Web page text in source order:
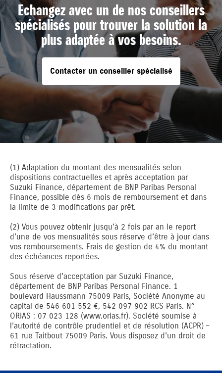
Echangez avec un de nos conseillers
spécialisés pour trouver la solution la
plus adaptée à vos besoins.
Contacter un conseiller spécialisé
(1) Adaptation du montant des mensualités selon
dispositions contractuelles et après acceptation par
Suzuki Finance, département de BNP Paribas Personal
Finance, possible dès 6 mois de remboursement et dans
la limite de 3 modifications par prêt.
(2) Vous pouvez obtenir jusqu’à 2 fois par an le report
d’une de vos mensualités sous réserve d’être à jour dans
vos remboursements. Frais de gestion de 4% du montant
des échéances reportées.
Sous réserve d’acceptation par Suzuki Finance,
département de BNP Paribas Personal Finance. 1
boulevard Haussmann 75009 Paris, Société Anonyme au
capital de 546 601 552 €, 542 097 902 RCS Paris. N°
ORIAS : 07 023 128 (www.orias.fr). Société soumise à
l’autorité de contrôle prudentiel et de résolution (ACPR) –
61 rue Taitbout 75009 Paris. Vous disposez d’un droit de
rétractation.